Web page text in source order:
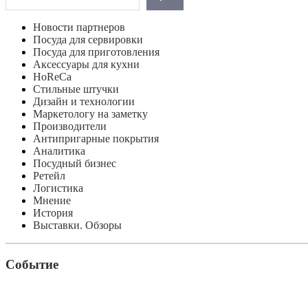
Новости партнеров
Посуда для сервировки
Посуда для приготовления
Аксессуары для кухни
HoReCa
Стильные штучки
Дизайн и технологии
Маркетологу на заметку
Производители
Антипригарные покрытия
Аналитика
Посудный бизнес
Ретейл
Логистика
Мнение
История
Выставки. Обзоры
Событие